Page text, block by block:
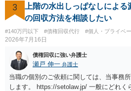
代理人が就いていたことを知らせると（
場合も）、裁判所が当該代理人弁護士に
受任するかを聞いたうえで、受任の意志
直接被告に送達するのではなく、代理人
ります。 ラインのやり取りでしか証拠が
かではありません。もちろん弁護士（２
に委任するかも疑わしいのですが）も住
う。 何か本人を示す事実（振込先などの
情報を割り出していくしかないように思
3
上階の水出しっぱなしによ
の回収方法を相談したい
#140万円以下 #債権回収代行 #個人・プライベー
2026年7月16日
債権回収に強い弁護士
瀬戸 伸一 弁護士
当職の個別のご依頼に関しては、当事務
します。 https://setolaw.jp/ 一般にどれく